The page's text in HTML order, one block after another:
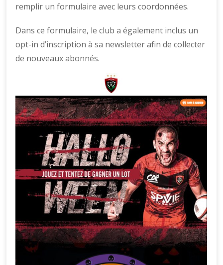
remplir un formulaire avec leurs coordonnées.
Dans ce formulaire, le club a également inclus un
opt-in d’inscription à sa newsletter afin de collecter
de nouveaux abonnés.